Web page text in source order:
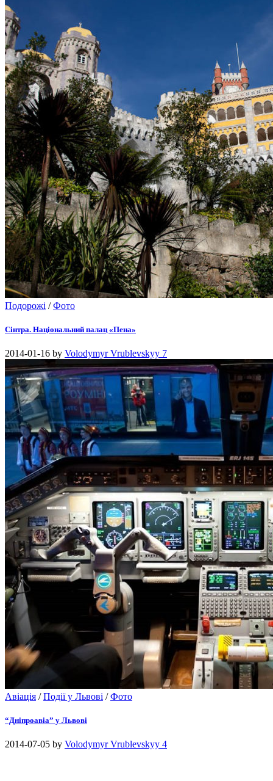
Подорожі /Фото
Сінтра. Національний палац «Пена»
2014-01-16 by Volodymyr Vrublevskyy 7
Авіація /Події у Львові /Фото
“Дніпроавіа” у Львові
2014-07-05 by Volodymyr Vrublevskyy 4